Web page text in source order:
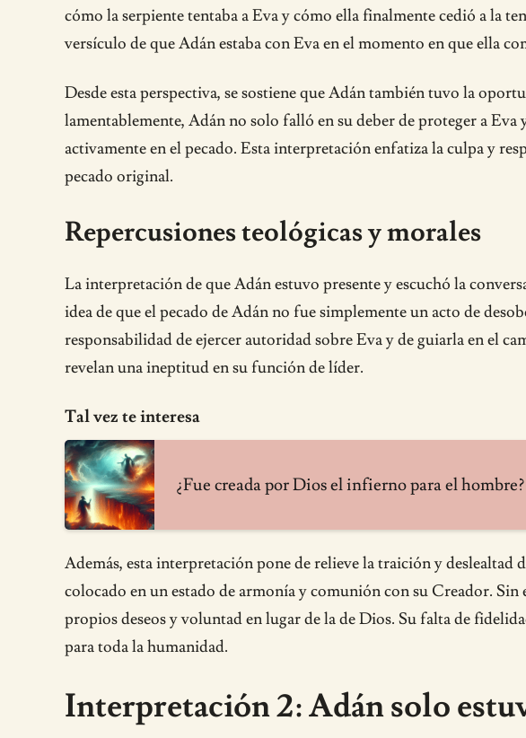
cómo la serpiente tentaba a Eva y cómo ella finalmente cedió a la
versículo de que Adán estaba con Eva en el momento en que ella
Desde esta perspectiva, se sostiene que Adán también tuvo la
lamentablemente, Adán no solo falló en su deber de proteger a
activamente en el pecado. Esta interpretación enfatiza la culpa y
pecado original.
Repercusiones teológicas y morales
La interpretación de que Adán estuvo presente y escuchó la
idea de que el pecado de Adán no fue simplemente un acto de
responsabilidad de ejercer autoridad sobre Eva y de guiarla en el
revelan una ineptitud en su función de líder.
Tal vez te interesa
¿Fue creada por Dios el infierno para el hombre?
Además, esta interpretación pone de relieve la traición y deslealtad
colocado en un estado de armonía y comunión con su Creador.
propios deseos y voluntad en lugar de la de Dios. Su falta de
para toda la humanidad.
Interpretación 2: Adán solo